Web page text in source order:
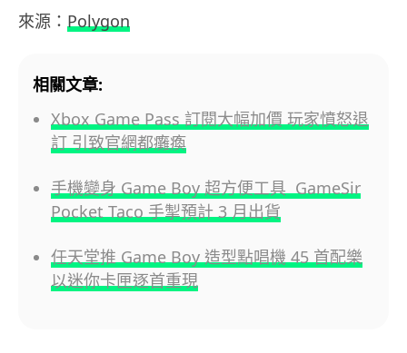
來源： Polygon
相關文章:
Xbox Game Pass 訂閱大幅加價 玩家憤怒退
訂 引致官網都癱瘓
手機變身 Game Boy 超方便工具 GameSir
Pocket Taco 手掣預計 3 月出貨
任天堂推 Game Boy 造型點唱機 45 首配樂
以迷你卡匣逐首重現